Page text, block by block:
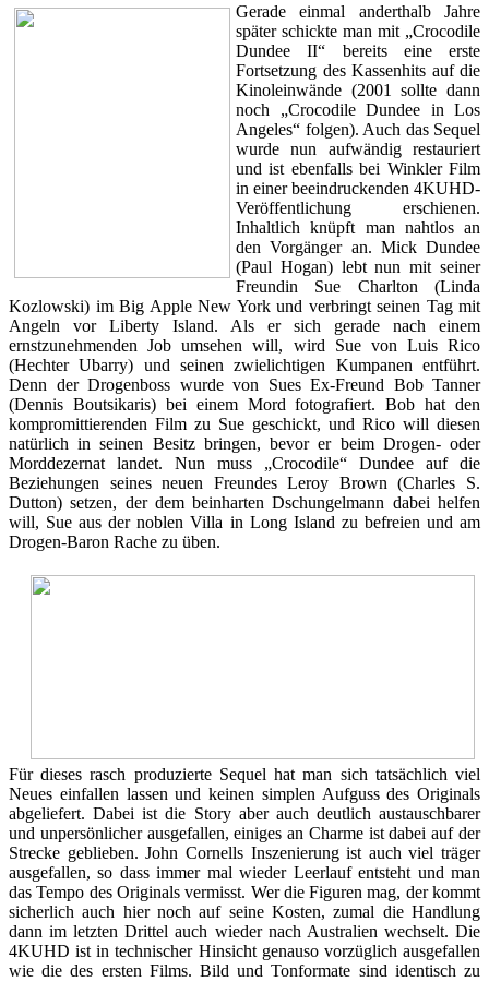
Gerade einmal anderthalb Jahre
später schickte man mit „Crocodile
Dundee II“ bereits eine erste
Fortsetzung des Kassenhits auf die
Kinoleinwände (2001 sollte dann
noch „Crocodile Dundee in Los
Angeles“ folgen). Auch das Sequel
wurde nun aufwändig restauriert
und ist ebenfalls bei Winkler Film
in einer beeindruckenden 4KUHD-
Veröffentlichung erschienen.
Inhaltlich knüpft man nahtlos an
den Vorgänger an. Mick Dundee
(Paul Hogan) lebt nun mit seiner
Freundin Sue Charlton (Linda
Kozlowski) im Big Apple New York und verbringt seinen Tag mit
Angeln vor Liberty Island. Als er sich gerade nach einem
ernstzunehmenden Job umsehen will, wird Sue von Luis Rico
(Hechter Ubarry) und seinen zwielichtigen Kumpanen entführt.
Denn der Drogenboss wurde von Sues Ex-Freund Bob Tanner
(Dennis Boutsikaris) bei einem Mord fotografiert. Bob hat den
kompromittierenden Film zu Sue geschickt, und Rico will diesen
natürlich in seinen Besitz bringen, bevor er beim Drogen- oder
Morddezernat landet. Nun muss „Crocodile“ Dundee auf die
Beziehungen seines neuen Freundes Leroy Brown (Charles S.
Dutton) setzen, der dem beinharten Dschungelmann dabei helfen
will, Sue aus der noblen Villa in Long Island zu befreien und am
Drogen-Baron Rache zu üben.
Für dieses rasch produzierte Sequel hat man sich tatsächlich viel
Neues einfallen lassen und keinen simplen Aufguss des Originals
abgeliefert. Dabei ist die Story aber auch deutlich austauschbarer
und unpersönlicher ausgefallen, einiges an Charme ist dabei auf der
Strecke geblieben. John Cornells Inszenierung ist auch viel träger
ausgefallen, so dass immer mal wieder Leerlauf entsteht und man
das Tempo des Originals vermisst. Wer die Figuren mag, der kommt
sicherlich auch hier noch auf seine Kosten, zumal die Handlung
dann im letzten Drittel auch wieder nach Australien wechselt. Die
4KUHD ist in technischer Hinsicht genauso vorzüglich ausgefallen
wie die des ersten Films. Bild und Tonformate sind identisch zu